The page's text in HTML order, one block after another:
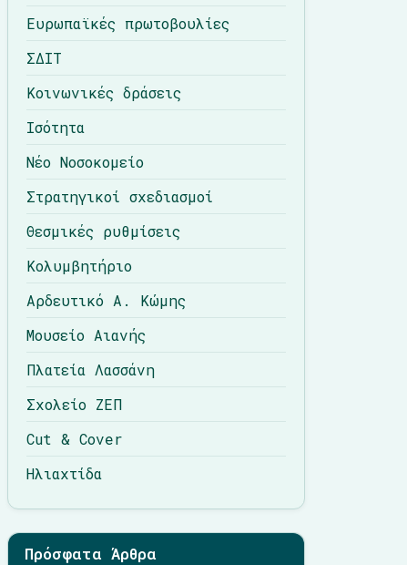
Ευρωπαϊκές πρωτοβουλίες
ΣΔΙΤ
Κοινωνικές δράσεις
Ισότητα
Νέο Νοσοκομείο
Στρατηγικοί σχεδιασμοί
Θεσμικές ρυθμίσεις
Κολυμβητήριο
Αρδευτικό Α. Κώμης
Μουσείο Αιανής
Πλατεία Λασσάνη
Σχολείο ΖΕΠ
Cut & Cover
Ηλιαχτίδα
Πρόσφατα Άρθρα